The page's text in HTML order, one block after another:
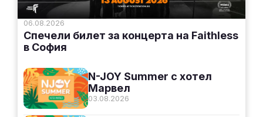
06.08.2026
Спечели билет за концерта на Faithless
в София
03.08.2026
N-JOY Summer с хотел
Марвел